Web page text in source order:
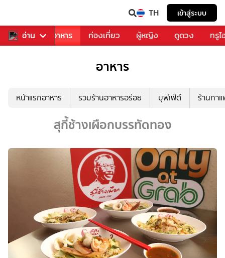
TH เข้าสู่ระบบ
อ่าน
การเพลง อาหาร ท่องเที่ยว ผู้หญิง ดูดวง ทรู
อาหาร
หน้าแรกอาหาร รวมร้านอาหารอร่อย บุฟเฟ่ต์ ร้านกา
สุกี้ช้างเผือกบรรทัดทอง